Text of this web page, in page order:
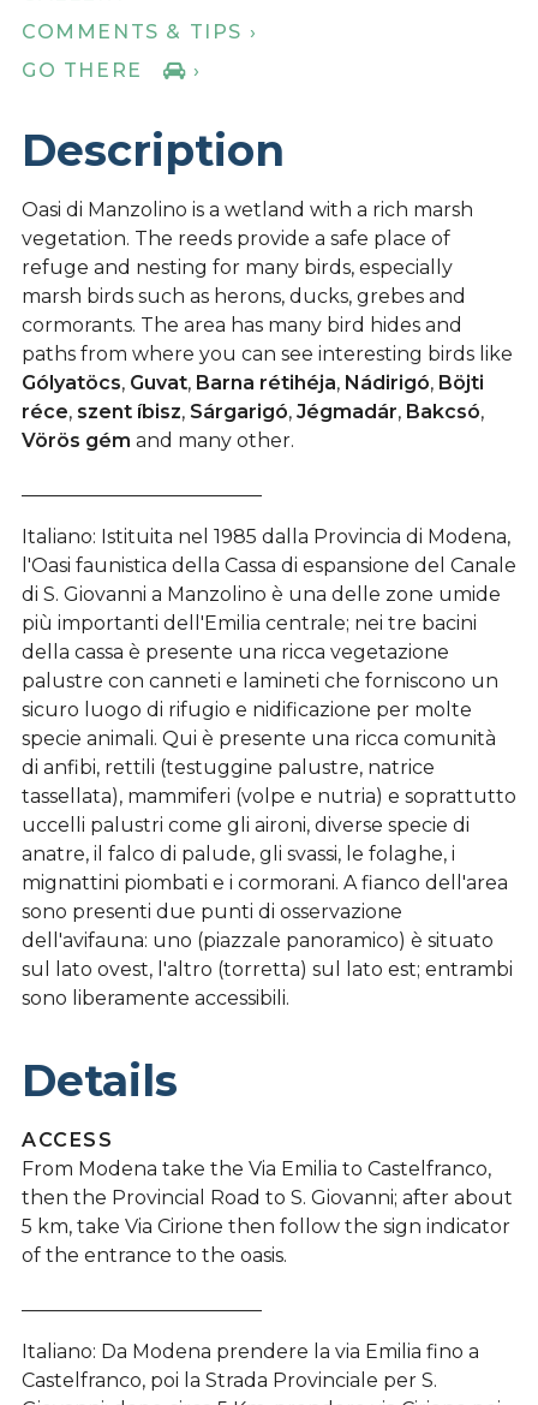
COMMENTS & TIPS ›
GO THERE
›
Description
Oasi di Manzolino is a wetland with a rich marsh
vegetation. The reeds provide a safe place of
refuge and nesting for many birds, especially
marsh birds such as herons, ducks, grebes and
cormorants. The area has many bird hides and
paths from where you can see interesting birds like
Gólyatöcs, Guvat, Barna rétihéja, Nádirigó, Böjti
réce, szent íbisz, Sárgarigó, Jégmadár, Bakcsó,
Vörös gém and many other.
Italiano: Istituita nel 1985 dalla Provincia di Modena,
l'Oasi faunistica della Cassa di espansione del Canale
di S. Giovanni a Manzolino è una delle zone umide
più importanti dell'Emilia centrale; nei tre bacini
della cassa è presente una ricca vegetazione
palustre con canneti e lamineti che forniscono un
sicuro luogo di rifugio e nidificazione per molte
specie animali. Qui è presente una ricca comunità
di anfibi, rettili (testuggine palustre, natrice
tassellata), mammiferi (volpe e nutria) e soprattutto
uccelli palustri come gli aironi, diverse specie di
anatre, il falco di palude, gli svassi, le folaghe, i
mignattini piombati e i cormorani. A fianco dell'area
sono presenti due punti di osservazione
dell'avifauna: uno (piazzale panoramico) è situato
sul lato ovest, l'altro (torretta) sul lato est; entrambi
sono liberamente accessibili.
Details
ACCESS
From Modena take the Via Emilia to Castelfranco,
then the Provincial Road to S. Giovanni; after about
5 km, take Via Cirione then follow the sign indicator
of the entrance to the oasis.
Italiano: Da Modena prendere la via Emilia fino a
Castelfranco, poi la Strada Provinciale per S.